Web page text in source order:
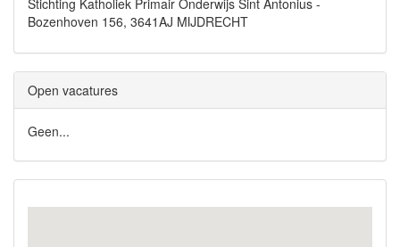
Stichting Katholiek Primair Onderwijs Sint Antonius -
Bozenhoven 156, 3641AJ MIJDRECHT
Open vacatures
Geen...